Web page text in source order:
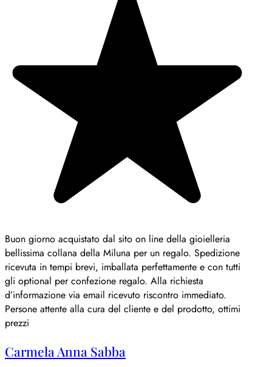
Buon giorno acquistato dal sito on line della gioielleria
bellissima collana della Miluna per un regalo. Spedizione
ricevuta in tempi brevi, imballata perfettamente e con tutti
gli optional per confezione regalo. Alla richiesta
d’informazione via email ricevuto riscontro immediato.
Persone attente alla cura del cliente e del prodotto, ottimi
prezzi
Carmela Anna Sabba